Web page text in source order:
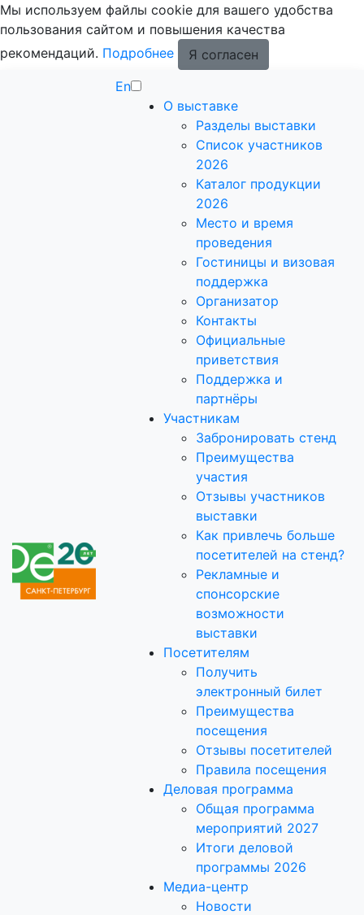
Мы используем файлы cookie для вашего удобства
пользования сайтом и повышения качества
рекомендаций. Подробнее
Я согласен
En
О выставке
Разделы выставки
Список участников
2026
Каталог продукции
2026
Место и время
проведения
Гостиницы и визовая
поддержка
Организатор
Контакты
Официальные
приветствия
Поддержка и
партнёры
Участникам
Забронировать стенд
Преимущества
участия
Отзывы участников
выставки
Как привлечь больше
посетителей на стенд?
Рекламные и
спонсорские
возможности
выставки
Посетителям
Получить
электронный билет
Преимущества
посещения
Отзывы посетителей
Правила посещения
Деловая программа
Общая программа
мероприятий 2027
Итоги деловой
программы 2026
Медиа-центр
Новости